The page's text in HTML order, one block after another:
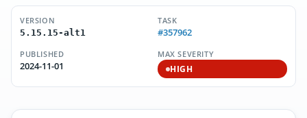
VERSION
5.15.15-alt1
TASK
#357962
PUBLISHED
2024-11-01
MAX SEVERITY
HIGH